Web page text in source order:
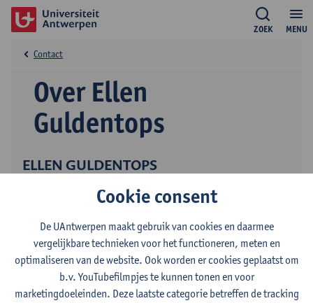
MENU
ZOEK
ELLEN GULDENTOPS
Over Ellen
Guldentops
Contact
Contact
Cookie consent
De UAntwerpen maakt gebruik van cookies en daarmee
vergelijkbare technieken voor het functioneren, meten en
optimaliseren van de website. Ook worden er cookies geplaatst om
b.v. YouTubefilmpjes te kunnen tonen en voor
marketingdoeleinden. Deze laatste categorie betreffen de tracking